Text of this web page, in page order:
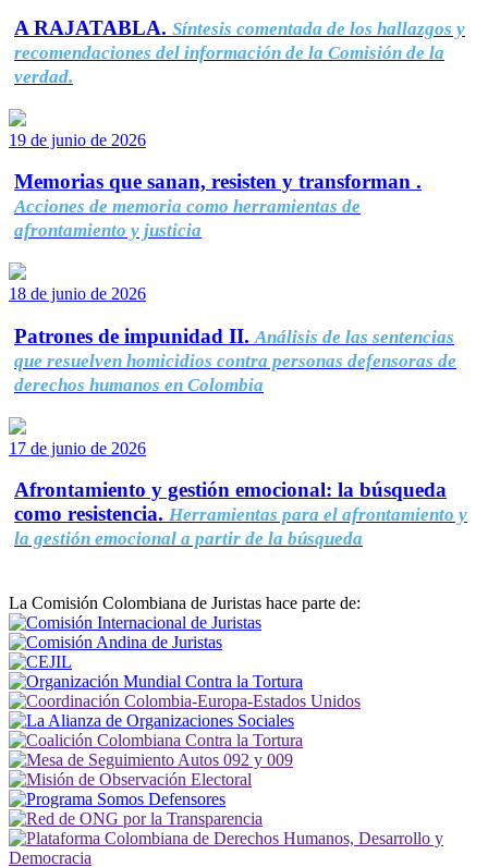
A RAJATABLA. Síntesis comentada de los hallazgos y
recomendaciones del información de la Comisión de la
verdad.
19 de junio de 2026
Memorias que sanan, resisten y transforman .
Acciones de memoria como herramientas de
afrontamiento y justicia
18 de junio de 2026
Patrones de impunidad II. Análisis de las sentencias
que resuelven homicidios contra personas defensoras de
derechos humanos en Colombia
17 de junio de 2026
Afrontamiento y gestión emocional: la búsqueda
como resistencia. Herramientas para el afrontamiento y
la gestión emocional a partir de la búsqueda
La Comisión Colombiana de Juristas hace parte de: